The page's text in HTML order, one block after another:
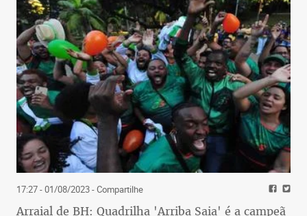
17:27 - 01/08/2023- Compartilhe
Arraial de BH: Quadrilha 'Arriba Saia' é a campeã